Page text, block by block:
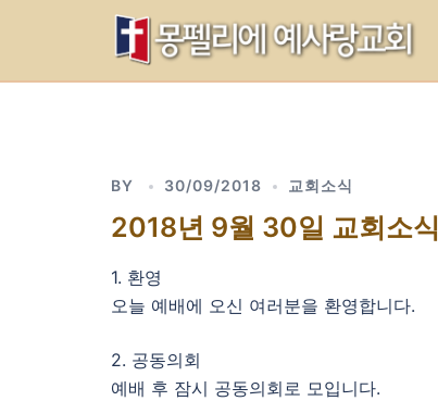
BY 30/09/2018 교회소식
2018년 9월 30일 교회소식
1. 환영
오늘 예배에 오신 여러분을 환영합니다.
2. 공동의회
예배 후 잠시 공동의회로 모입니다.